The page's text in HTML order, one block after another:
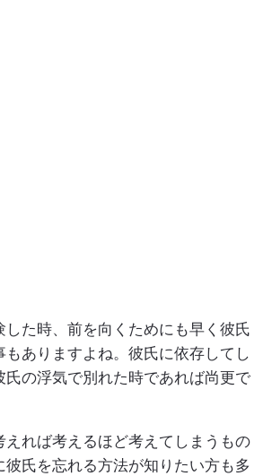
た時、前を向くためにも早く彼氏
もありますよね。彼氏に依存してし
氏の浮気で別れた時であれば尚更で
えれば考えるほど考えてしまうもの
彼氏を忘れる方法が知りたい方も多